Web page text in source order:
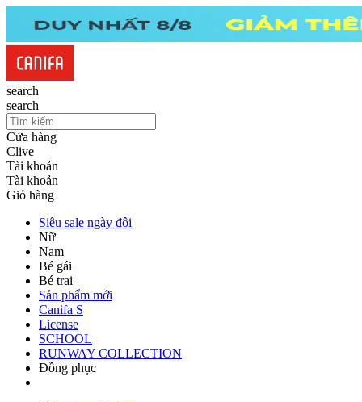
search
search
Cửa hàng
Clive
Tài khoản
Tài khoản
Giỏ hàng
Siêu sale ngày đôi
Nữ
Nam
Bé gái
Bé trai
Sản phẩm mới
Canifa S
License
SCHOOL
RUNWAY COLLECTION
Đồng phục